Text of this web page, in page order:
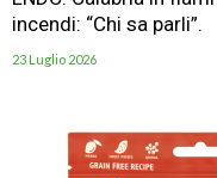
incendi: “Chi sa parli”.
23 Luglio 2026